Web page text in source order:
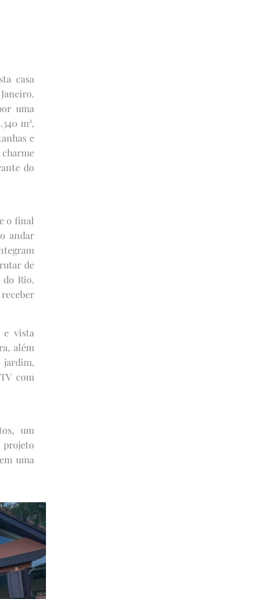
casa
uma
m²,
e
do
o final
andar
de
Rio.
e vista
além
com
um
uma